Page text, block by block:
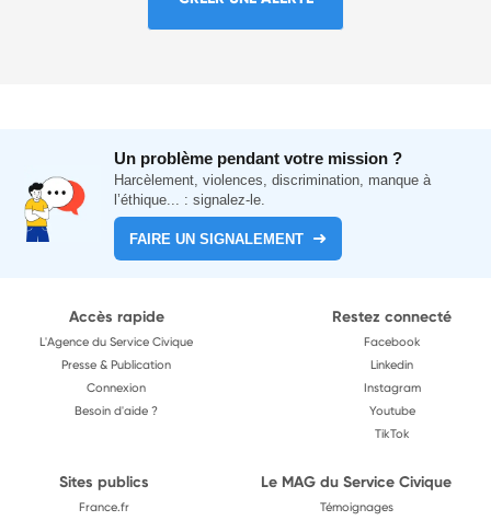
Un problème pendant votre mission ?
Harcèlement, violences, discrimination, manque à
l’éthique... : signalez-le.
FAIRE UN SIGNALEMENT
Accès rapide
L'Agence du Service Civique
Presse & Publication
Connexion
Besoin d'aide ?
Restez connecté
Facebook
Linkedin
Instagram
Youtube
TikTok
Sites publics
France.fr
Le MAG du Service Civique
Témoignages